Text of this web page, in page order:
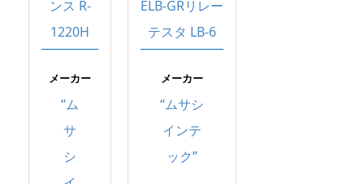
ンス R-
1220H
メーカー
“ム
サ
シ
ELB-GRリレー
テスタ LB-6
メーカー
“ムサシ
インテ
ック”